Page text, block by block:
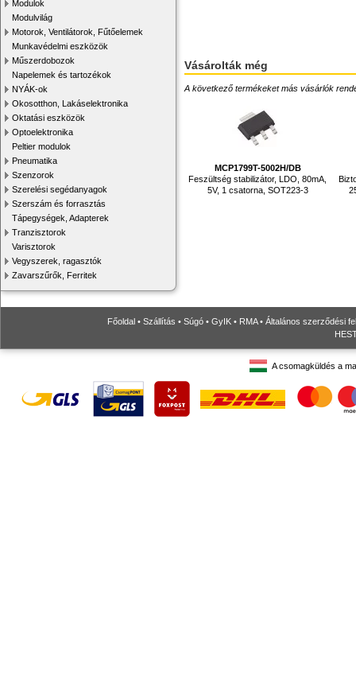
Modulok
Modulvilág
Motorok, Ventilátorok, Fűtőelemek
Munkavédelmi eszközök
Műszerdobozok
Napelemek és tartozékok
NYÁK-ok
Okosotthon, Lakáselektronika
Oktatási eszközök
Optoelektronika
Peltier modulok
Pneumatika
Szenzorok
Szerelési segédanyagok
Szerszám és forrasztás
Tápegységek, Adapterek
Tranzisztorok
Varisztorok
Vegyszerek, ragasztók
Zavarszűrők, Ferritek
Vásárolták még
A következő termékeket más vásárlók
MCP1799T-5002H/DB
Feszültség stabilizátor, LDO, 80mA,
5V, 1 csatorna, SOT223-3
Főoldal • Szállítás • Súgó • GyIK • RMA• Általános szerződési
A csomagküldés a